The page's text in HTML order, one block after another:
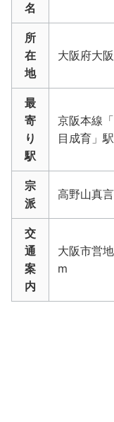
名
所
在
地
大阪府大
最
寄
り
駅
京阪本線
目成育」
宗
派
高野山真
交
通
案
内
大阪市営
m